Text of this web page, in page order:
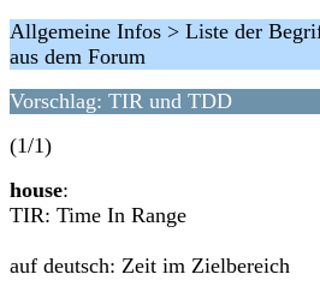
Allgemeine Infos > Liste der
aus dem Forum
Vorschlag: TIR und TDD
(1/1)
house:
TIR: Time In Range
auf deutsch: Zeit im Zielbereich